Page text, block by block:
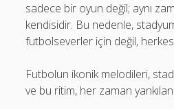
sadece bir oyun değil; aynı
kendisidir. Bu nedenle,
futbolseverler için değil, herkes
Futbolun ikonik melodileri,
ve bu ritim, her zaman